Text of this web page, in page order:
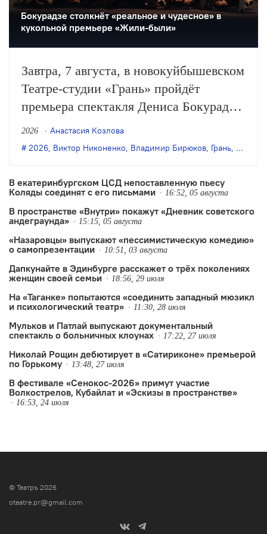
Бокурадзе столкнëт «реальное и чудесное» в
кукольной премьере «Жили-были»
Завтра, 7 августа, в новокуйбышевском
Театре-студии «Грань» пройдёт
премьера спектакля Дениса Бокурадзе
«Жили-были» по пьесе Владимира
Бирюкова.
2026
Анастасия Козлова
2026, Виктор Никоненко, Владимир Бирюков, Грань, Денис
В екатеринбургском ЦСД непоставленную пьесу
Коляды соединят с его письмами
16:52, 05 августа
В пространстве «Внутри» покажут «Дневник советского
андеграунда»
15:15, 05 августа
«Назаровцы» выпускают «пессимистическую комедию»
о самопрезентации
10:51, 03 августа
Дапкунайте в Эдинбурге расскажет о трёх поколениях
женщин своей семьи
18:56, 29 июля
На «Таганке» попытаются «соединить западный мюзикл
и психологический театр»
11:30, 28 июля
Мульков и Патлай выпускают документальный
спектакль о больничных клоунах
17:22, 27 июля
Николай Рощин дебютирует в «Сатириконе» премьерой
по Горькому
13:48, 27 июля
В фестивале «Сенокос-2026» примут участие
Волкострелов, Кубайлат и «Эскизы в пространстве»
16:53, 24 июля
© Театръ 2026
oteatre.pr@gmail.com